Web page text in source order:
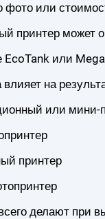
фото или
принтер может
EcoTank или
на
или мини-
принтер
делают при